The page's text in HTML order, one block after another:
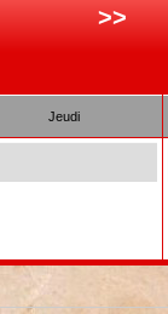
>>
Jeudi